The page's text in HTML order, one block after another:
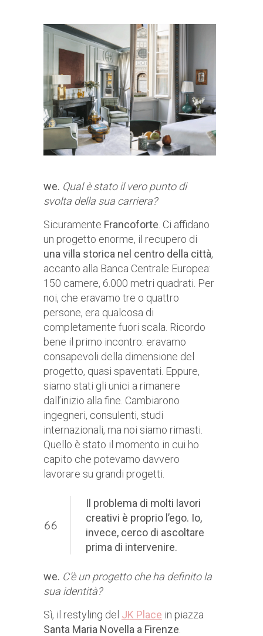
we. Qual è stato il vero punto di
svolta della sua carriera?
Sicuramente Francoforte . Ci affidano
un progetto enorme, il recupero di
una villa storica nel centro della città,
accanto alla Banca Centrale Europea:
150 camere, 6.000 metri quadrati. Per
noi, che eravamo tre o quattro
persone, era qualcosa di
completamente fuori scala. Ricordo
bene il primo incontro: eravamo
consapevoli della dimensione del
progetto, quasi spaventati. Eppure,
siamo stati gli unici a rimanere
dall’inizio alla fine. Cambiarono
ingegneri, consulenti, studi
internazionali, ma noi siamo rimasti.
Quello è stato il momento in cui ho
capito che potevamo davvero
lavorare su grandi progetti.
Il problema di molti lavori
creativi è proprio l’ego. Io,
invece, cerco di ascoltare
prima di intervenire.
we. C’è un progetto che ha definito la
sua identità?
Sì, il restyling del JK Place in piazza
Santa Maria Novella a Firenze